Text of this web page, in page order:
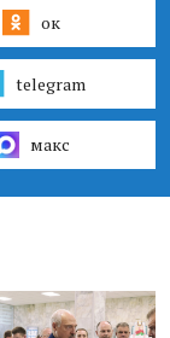
ок
telegram
макс